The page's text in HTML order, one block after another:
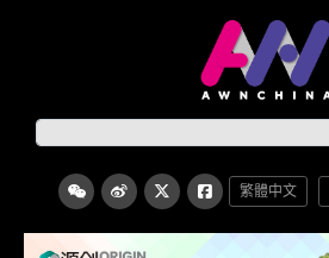
繁體中文